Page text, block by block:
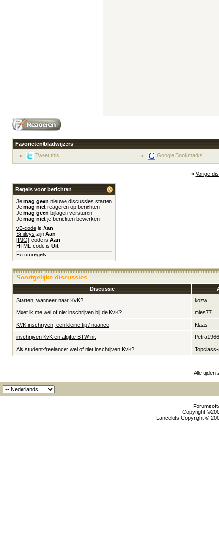
Favorieten/bladwijzers
Tweet this
Google Bookmarks
« Vorige
Regels voor berichten
Je mag geen nieuwe discussies starten
Je mag niet reageren op berichten
Je mag geen bijlagen versturen
Je mag niet je berichten bewerken
vB-code is Aan
Smileys zijn Aan
[IMG]-code is Aan
HTML-code is Uit
Forumregels
Soortgelijke discussies
Discussie
Starten, wanneer naar KvK?
kozw
Moet ik me wel of niet inschrijven bij de KvK? mies77
KVK inschrijven, een kleine tip / nuance Klaas
inschrijven KvK en afgifte BTW nr. Petra1966
Als student-freelancer wel of niet inschrijven KvK?
Alle tijden
Copyright
Lancelots Copyright ©